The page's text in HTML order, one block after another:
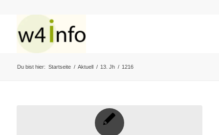
Du bist hier: Startseite / Aktuell / 13. Jh / 1216